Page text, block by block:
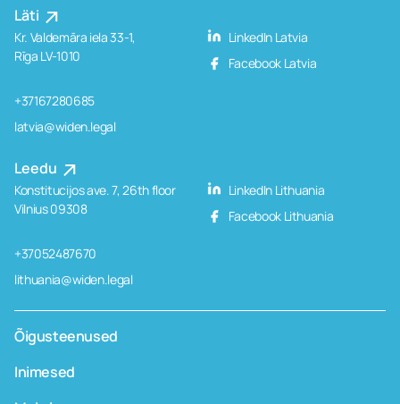
Läti
Kr. Valdemāra iela 33-1,
Rīga LV-1010
+37167280685
latvia@widen.legal
LinkedIn Latvia
Facebook Latvia
Leedu
Konstitucijos ave. 7, 26th floor
Vilnius 09308
+37052487670
lithuania@widen.legal
LinkedIn Lithuania
Facebook Lithuania
Õigusteenused
Inimesed